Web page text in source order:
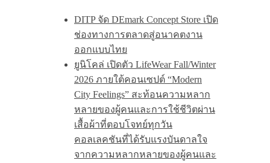
DITP จัด DEmark Concept Store เปิด
ช่องทางการตลาดสู่อนาคตงาน
ออกแบบไทย
ยูนิโคล่ เปิดตัว LifeWear Fall/Winter
2026 ภายใต้คอนเซปต์ “Modern
City Feelings” สะท้อนความหลาก
หลายของผู้คนและการใช้ชีวิตผ่าน
เสื้อผ้าที่ตอบโจทย์ทุกวัน
คอลเลคชันที่ได้รับแรงบันดาลใจ
จากความหลากหลายของผู้คนและ